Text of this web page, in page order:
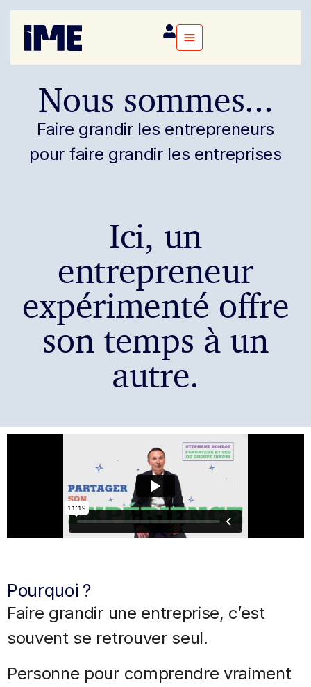
Nous sommes...
Faire grandir les entrepreneurs
pour faire grandir les entreprises
Ici, un
entrepreneur
expérimenté offre
son temps à un
autre.
Pourquoi ?
Faire grandir une entreprise, c’est
souvent se retrouver seul.
Personne pour comprendre vraiment